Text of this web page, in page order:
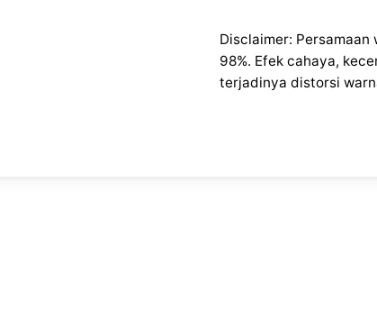
Disclaimer:
98%. Efek cahaya,
terjadinya distorsi